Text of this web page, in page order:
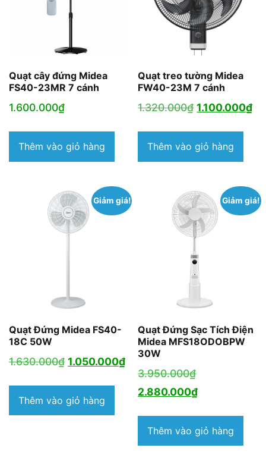
Quạt cây đứng Midea
FS40-23MR 7 cánh
1.600.000₫
Thêm vào giỏ hàng
Quạt treo tường Midea
FW40-23M 7 cánh
1.320.000₫ Giá
là:
1.320.000₫.
1.100.000₫
Thêm vào giỏ hàng
Giảm giá!
Quạt Đứng Midea FS40-
18C 50W
1.630.000₫ Giá
là:
1.630.000₫.
1.050.000₫Giá
hiện
1.050.000₫.
Thêm vào giỏ hàng
Giảm giá!
Quạt Đứng Sạc Tích Điện
Midea MFS18ODOBPW
30W
3.950.000₫Giá
gốc
3.950.000₫.
2.880.000₫Giá
tại
là:
Thêm vào giỏ hàng